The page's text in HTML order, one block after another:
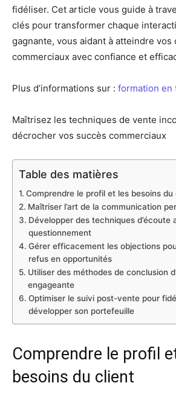
fidéliser. Cet article vous guide à
clés pour transformer chaque
gagnante, vous aidant à atteindre vos
commerciaux avec confiance et
Plus d’informations sur : formation en
Maîtrisez les techniques de vente
décrocher vos succès commerciaux
Table des matières
Comprendre le profil et les besoins du
Maîtriser l’art de la communication
Développer des techniques d’écoute
questionnement
Gérer efficacement les objections
refus en opportunités
Utiliser des méthodes de conclusion
engageante
Optimiser le suivi post-vente pour
développer son portefeuille
Comprendre le profil
besoins du client